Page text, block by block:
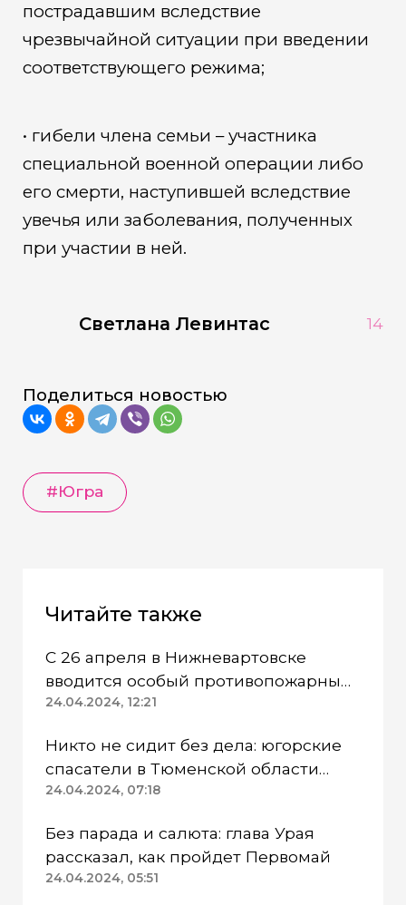
пострадавшим вследствие
чрезвычайной ситуации при введении
соответствующего режима;
• гибели члена семьи – участника
специальной военной операции либо
его смерти, наступившей вследствие
увечья или заболевания, полученных
при участии в ней.
Светлана Левинтас 14
Поделиться новостью
#Югра
Читайте также
С 26 апреля в Нижневартовске
вводится особый противопожарный
режим
24.04.2024, 12:21
Никто не сидит без дела: югорские
спасатели в Тюменской области
работают в две смены
24.04.2024, 07:18
Без парада и салюта: глава Урая
рассказал, как пройдет Первомай
24.04.2024, 05:51